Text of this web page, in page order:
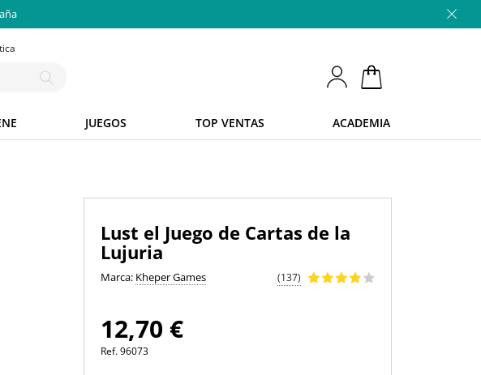
JUEGOS TOP VENTAS ACADEMIA
Lust el Juego de Cartas de la
Lujuria
Marca: Kheper Games (137)
12,70 €
Ref.96073